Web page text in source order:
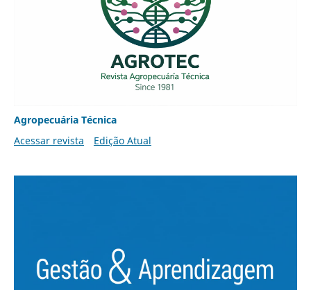
Agropecuária Técnica
Acessar revista
Edição Atual